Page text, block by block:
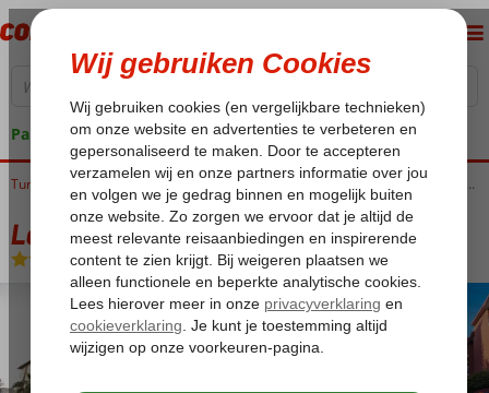
Pakketgarantie
Home Turkse Riviera Alanya Alanya-Centrum Longstay My Home Appartementen
Longstay My Home Appartementen
Logies-Appartement